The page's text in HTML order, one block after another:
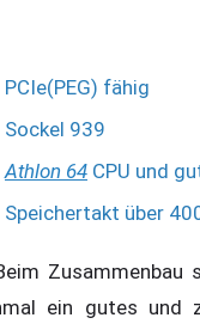
PCIe(PEG) fähig
Sockel 939
Athlon 64 CPU und
Speichertakt über
Zusammenbau
ein gutes und